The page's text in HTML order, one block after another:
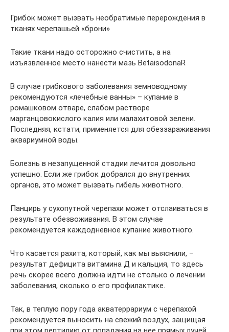
Грибок может вызвать необратимые перерождения в
тканях черепашьей «брони»
Такие ткани надо осторожно счистить, а на
изъязвленное место нанести мазь BetaisodonaR
В случае грибкового заболевания земноводному
рекомендуются «лечебные ванны» – купание в
ромашковом отваре, слабом растворе
марганцовокислого калия или малахитовой зелени.
Последняя, кстати, применяется для обеззараживания
аквариумной воды.
Болезнь в незапущенной стадии лечится довольно
успешно. Если же грибок добрался до внутренних
органов, это может вызвать гибель животного.
Панцирь у сухопутной черепахи может отслаиваться в
результате обезвоживания. В этом случае
рекомендуется каждодневное купание животного.
Что касается рахита, который, как мы выяснили, –
результат дефицита витамина Д и кальция, то здесь
речь скорее всего должна идти не столько о лечении
заболевания, сколько о его профилактике.
Так, в теплую пору года акватеррариум с черепахой
рекомендуется выносить на свежий воздух, защищая